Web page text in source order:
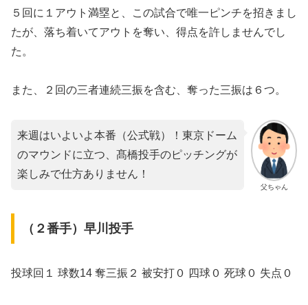
５回に１アウト満塁と、この試合で唯一ピンチを招きまし
たが、落ち着いてアウトを奪い、得点を許しませんでし
た。
また、２回の三者連続三振を含む、奪った三振は６つ。
父ちゃん
来週はいよいよ本番（公式戦）！東京ドーム
のマウンドに立つ、髙橋投手のピッチングが
楽しみで仕方ありません！
​（２番手）早川投手
​投球回１ 球数14 奪三振２ 被安打０ 四球０ 死球０ 失点０